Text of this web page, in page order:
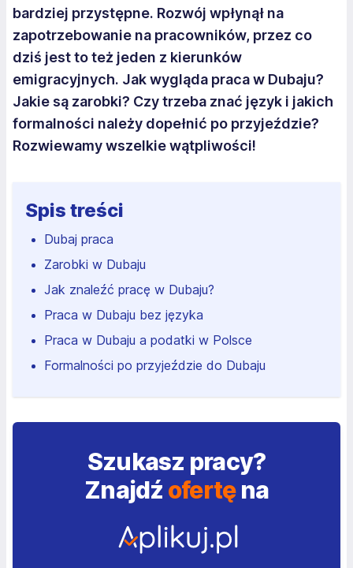
bardziej przystępne. Rozwój wpłynął na
zapotrzebowanie na pracowników, przez co
dziś jest to też jeden z kierunków
emigracyjnych. Jak wygląda praca w Dubaju?
Jakie są zarobki? Czy trzeba znać język i jakich
formalności należy dopełnić po przyjeździe?
Rozwiewamy wszelkie wątpliwości!
Spis treści
Dubaj praca
Zarobki w Dubaju
Jak znaleźć pracę w Dubaju?
Praca w Dubaju bez języka
Praca w Dubaju a podatki w Polsce
Formalności po przyjeździe do Dubaju
Szukasz pracy?
Znajdź ofertęna